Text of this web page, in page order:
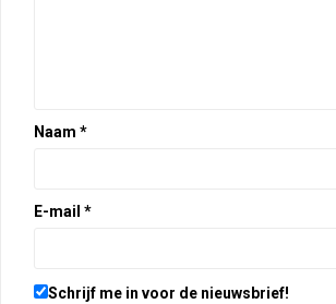
Naam *
E-mail *
Schrijf me in voor de nieuwsbrief!